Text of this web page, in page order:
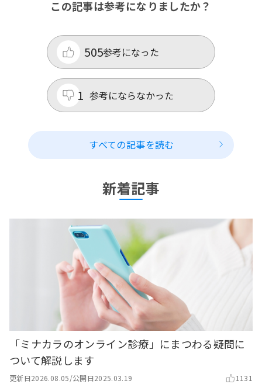
この記事は参考になりましたか？
参考になった
505
参考にならなかった
1
すべての記事を読む
新着記事
「ミナカラのオンライン診療」にまつわる疑問に
ついて解説します
更新日2026.08.05/公開日2025.03.19 1131